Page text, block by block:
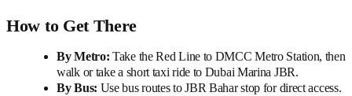
How to Get There
By Metro: Take the Red Line to DMCC Metro Station, then
walk or take a short taxi ride to Dubai Marina JBR.
By Bus: Use bus routes to JBR Bahar stop for direct access.